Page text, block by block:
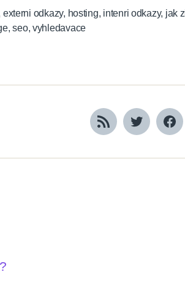
externi odkazy, hosting, intenri odkazy, jak
,seo, vyhledavace
RSS Twitter